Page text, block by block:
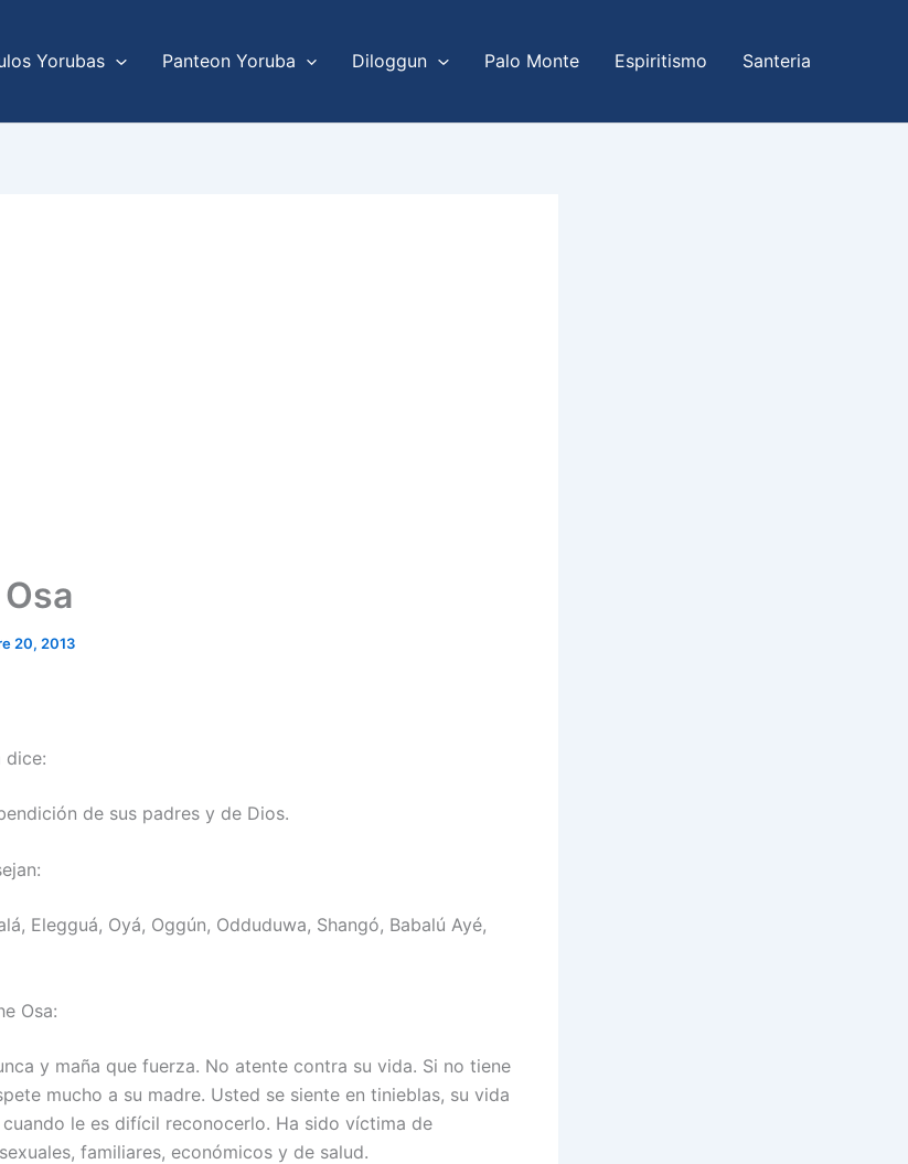
Yorubas Panteon Yoruba Diloggun Palo Monte Espiritismo Santeria
20, 2013
dice:
de sus padres y de Dios.
Elegguá, Oyá, Oggún, Odduduwa, Shangó, Babalú Ayé,
Osa:
y maña que fuerza. No atente contra su vida. Si no tiene
mucho a su madre. Usted se siente en tinieblas, su vida
le es difícil reconocerlo. Ha sido víctima de
familiares, económicos y de salud.